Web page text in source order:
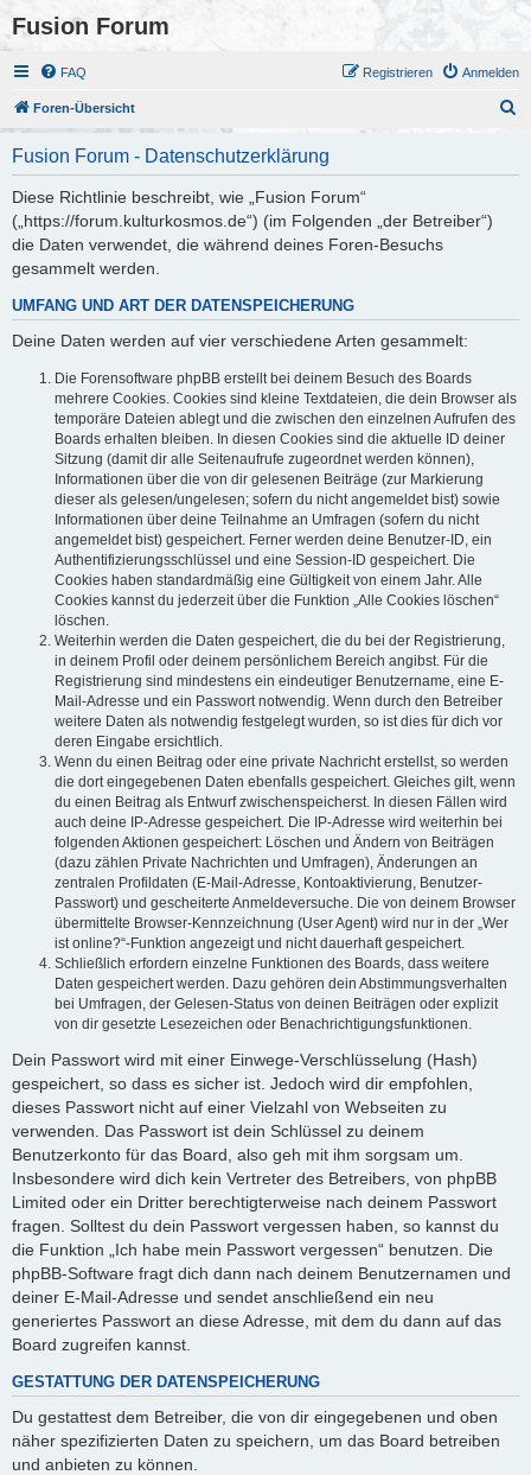
Fusion Forum
FAQ Anmelden
Registrieren
Foren-Übersicht
Fusion Forum - Datenschutzerklärung
Diese Richtlinie beschreibt, wie „Fusion Forum“
(„https://forum.kulturkosmos.de“) (im Folgenden „der Betreiber“)
die Daten verwendet, die während deines Foren-Besuchs
gesammelt werden.
UMFANG UND ART DER DATENSPEICHERUNG
Deine Daten werden auf vier verschiedene Arten gesammelt:
Die Forensoftware phpBB erstellt bei deinem Besuch des Boards
mehrere Cookies. Cookies sind kleine Textdateien, die dein Browser als
temporäre Dateien ablegt und die zwischen den einzelnen Aufrufen des
Boards erhalten bleiben. In diesen Cookies sind die aktuelle ID deiner
Sitzung (damit dir alle Seitenaufrufe zugeordnet werden können),
Informationen über die von dir gelesenen Beiträge (zur Markierung
dieser als gelesen/ungelesen; sofern du nicht angemeldet bist) sowie
Informationen über deine Teilnahme an Umfragen (sofern du nicht
angemeldet bist) gespeichert. Ferner werden deine Benutzer-ID, ein
Authentifizierungsschlüssel und eine Session-ID gespeichert. Die
Cookies haben standardmäßig eine Gültigkeit von einem Jahr. Alle
Cookies kannst du jederzeit über die Funktion „Alle Cookies löschen“
löschen.
Weiterhin werden die Daten gespeichert, die du bei der Registrierung,
in deinem Profil oder deinem persönlichem Bereich angibst. Für die
Registrierung sind mindestens ein eindeutiger Benutzername, eine E-
Mail-Adresse und ein Passwort notwendig. Wenn durch den Betreiber
weitere Daten als notwendig festgelegt wurden, so ist dies für dich vor
deren Eingabe ersichtlich.
Wenn du einen Beitrag oder eine private Nachricht erstellst, so werden
die dort eingegebenen Daten ebenfalls gespeichert. Gleiches gilt, wenn
du einen Beitrag als Entwurf zwischenspeicherst. In diesen Fällen wird
auch deine IP-Adresse gespeichert. Die IP-Adresse wird weiterhin bei
folgenden Aktionen gespeichert: Löschen und Ändern von Beiträgen
(dazu zählen Private Nachrichten und Umfragen), Änderungen an
zentralen Profildaten (E-Mail-Adresse, Kontoaktivierung, Benutzer-
Passwort) und gescheiterte Anmeldeversuche. Die von deinem Browser
übermittelte Browser-Kennzeichnung (User Agent) wird nur in der „Wer
ist online?“-Funktion angezeigt und nicht dauerhaft gespeichert.
Schließlich erfordern einzelne Funktionen des Boards, dass weitere
Daten gespeichert werden. Dazu gehören dein Abstimmungsverhalten
bei Umfragen, der Gelesen-Status von deinen Beiträgen oder explizit
von dir gesetzte Lesezeichen oder Benachrichtigungsfunktionen.
Dein Passwort wird mit einer Einwege-Verschlüsselung (Hash)
gespeichert, so dass es sicher ist. Jedoch wird dir empfohlen,
dieses Passwort nicht auf einer Vielzahl von Webseiten zu
verwenden. Das Passwort ist dein Schlüssel zu deinem
Benutzerkonto für das Board, also geh mit ihm sorgsam um.
Insbesondere wird dich kein Vertreter des Betreibers, von phpBB
Limited oder ein Dritter berechtigterweise nach deinem Passwort
fragen. Solltest du dein Passwort vergessen haben, so kannst du
die Funktion „Ich habe mein Passwort vergessen“ benutzen. Die
phpBB-Software fragt dich dann nach deinem Benutzernamen und
deiner E-Mail-Adresse und sendet anschließend ein neu
generiertes Passwort an diese Adresse, mit dem du dann auf das
Board zugreifen kannst.
GESTATTUNG DER DATENSPEICHERUNG
Du gestattest dem Betreiber, die von dir eingegebenen und oben
näher spezifizierten Daten zu speichern, um das Board betreiben
und anbieten zu können.